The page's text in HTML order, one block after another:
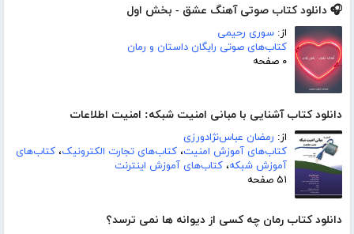
🎧 دانلود کتاب صوتی آهنگ عشق - بخش اول
از: سوری رحیمی
کتاب‌های صوتی رایگان داستان و رمان
۰ صفحه
دانلود کتاب آشنایی با مبانی امنیت شبکه: امنیت اطلاعات
از: رمضان عباس‌نژادورزی
کتاب‌های آموزش امنیت، کتاب‌های تجارت الکترونیک، کتاب‌های
آموزش شبکه، کتاب‌های آموزش اینترنت
۵۱ صفحه
دانلود کتاب رمان چه کسی از دیوانه ها نمی ترسد؟